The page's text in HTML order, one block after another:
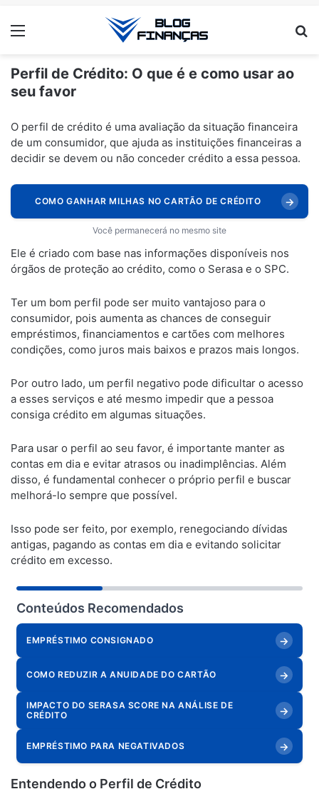
Menu
Perfil de Crédito: O que é e como usar ao
seu favor
O perfil de crédito é uma avaliação da situação financeira
de um consumidor, que ajuda as instituições financeiras a
decidir se devem ou não conceder crédito a essa pessoa.
COMO GANHAR MILHAS NO CARTÃO DE CRÉDITO →
Você permanecerá no mesmo site
Ele é criado com base nas informações disponíveis nos
órgãos de proteção ao crédito, como o Serasa e o SPC.
Ter um bom perfil pode ser muito vantajoso para o
consumidor, pois aumenta as chances de conseguir
empréstimos, financiamentos e cartões com melhores
condições, como juros mais baixos e prazos mais longos.
Por outro lado, um perfil negativo pode dificultar o acesso
a esses serviços e até mesmo impedir que a pessoa
consiga crédito em algumas situações.
Para usar o perfil ao seu favor, é importante manter as
contas em dia e evitar atrasos ou inadimplências. Além
disso, é fundamental conhecer o próprio perfil e buscar
melhorá-lo sempre que possível.
Isso pode ser feito, por exemplo, renegociando dívidas
antigas, pagando as contas em dia e evitando solicitar
crédito em excesso.
Conteúdos Recomendados
EMPRÉSTIMO CONSIGNADO →
COMO REDUZIR A ANUIDADE DO CARTÃO →
IMPACTO DO SERASA SCORE NA ANÁLISE DE
CRÉDITO
→
EMPRÉSTIMO PARA NEGATIVADOS →
Entendendo o Perfil de Crédito